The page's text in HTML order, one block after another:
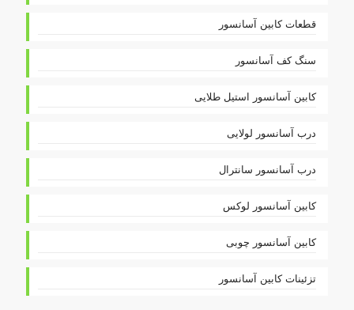
قطعات کابین آسانسور
سنگ کف آسانسور
کابین آسانسور استیل طلایی
درب آسانسور لولایی
درب آسانسور سانترال
کابین آسانسور لوکس
کابین آسانسور چوبی
تزئینات کابین آسانسور